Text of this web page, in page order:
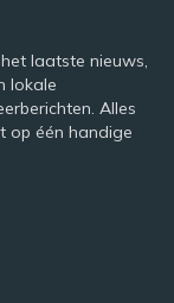
laatste nieuws,
lokale
Alles
op één handige